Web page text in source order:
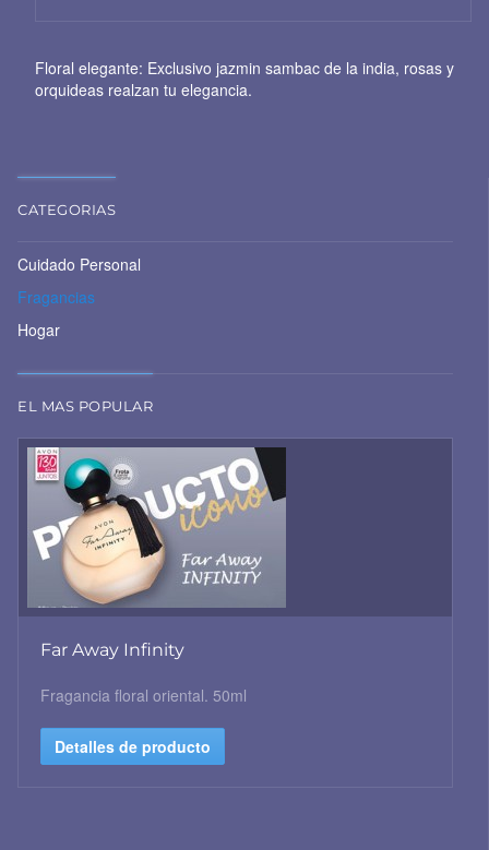
Floral elegante: Exclusivo jazmin sambac de la india, rosas y
orquideas realzan tu elegancia.
CATEGORIAS
Cuidado Personal
Fragancias
Hogar
EL MAS POPULAR
Far Away Infinity
Fragancia floral oriental. 50ml
Detalles de producto